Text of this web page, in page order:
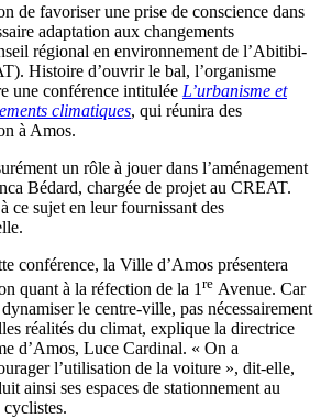
de favoriser une prise de conscience dans
adaptation aux changements
régional en environnement de l’Abitibi-
Histoire d’ouvrir le bal, l’organisme
une conférence intitulée L’urbanisme et
climatiques, qui réunira des
à Amos.
un rôle à jouer dans l’aménagement
Bédard, chargée de projet au CREAT.
ce sujet en leur fournissant des
conférence, la Ville d’Amos présentera
quant à la réfection de la 1 re Avenue. Car
le centre-ville, pas nécessairement
réalités du climat, explique la directrice
d’Amos, Luce Cardinal. « On a
l’utilisation de la voiture », dit-elle,
ainsi ses espaces de stationnement au